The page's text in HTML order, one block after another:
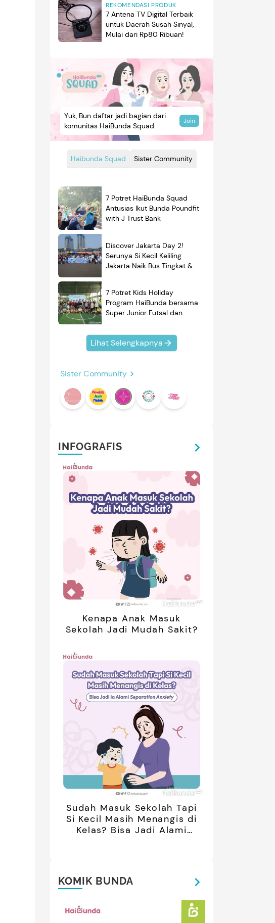
REKOMENDASI PRODUK
7 Antena TV Digital Terbaik
untuk Daerah Susah Sinyal,
Mulai dari Rp80 Ribuan!
Haibunda Squad Sister Community
Yuk, Bun daftar jadi bagian dari
komunitas HaiBunda Squad
Join
7 Potret HaiBunda Squad
Antusias Ikut Bunda Poundfit
with J Trust Bank
Discover Jakarta Day 2!
Serunya Si Kecil Keliling
Jakarta Naik Bus Tingkat &
7 Potret Kids Holiday
Program HaiBunda bersama
Super Junior Futsal dan
Kompak Banget!
Lihat Selengkapnya
Sister Community
INFOGRAFIS
Kenapa Anak Masuk
Sekolah Jadi Mudah Sakit?
Sudah Masuk Sekolah Tapi
Si Kecil Masih Menangis di
Kelas? Bisa Jadi Alami
KOMIK BUNDA